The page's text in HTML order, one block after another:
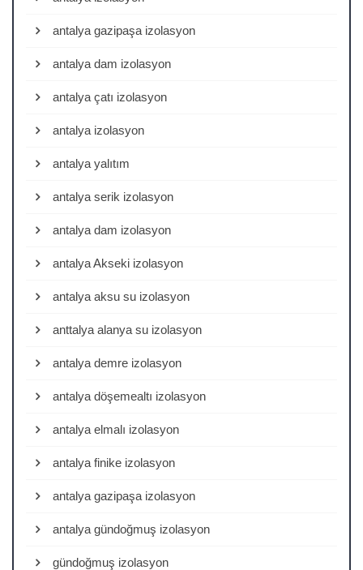
antalya gazipaşa izolasyon
antalya dam izolasyon
antalya çatı izolasyon
antalya izolasyon
antalya yalıtım
antalya serik izolasyon
antalya dam izolasyon
antalya Akseki izolasyon
antalya aksu su izolasyon
anttalya alanya su izolasyon
antalya demre izolasyon
antalya döşemealtı izolasyon
antalya elmalı izolasyon
antalya finike izolasyon
antalya gazipaşa izolasyon
antalya gündoğmuş izolasyon
gündoğmuş izolasyon